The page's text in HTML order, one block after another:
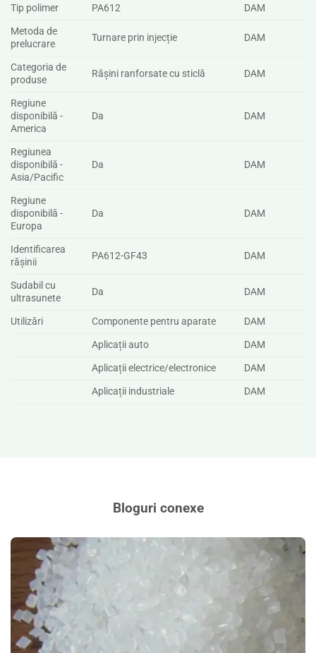
Tip polimer PA612
DAM
Metoda de
prelucrare
Turnare prin injecție DAM
Categoria de
produse
Rășini ranforsate cu sticlă DAM
Regiune
disponibilă -
America
Da DAM
Regiunea
disponibilă -
Asia/Pacific
Da DAM
Regiune
disponibilă -
Europa
Da DAM
Identificarea
rășinii
PA612-GF43 DAM
Sudabil cu
ultrasunete
Da DAM
Utilizări Componente pentru aparate
DAM
Aplicații auto
DAM
Aplicații electrice/electronice
DAM
Aplicații industriale
DAM
Bloguri conexe